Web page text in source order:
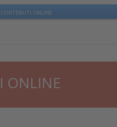
CONTENUTI ONLINE
ONLINE